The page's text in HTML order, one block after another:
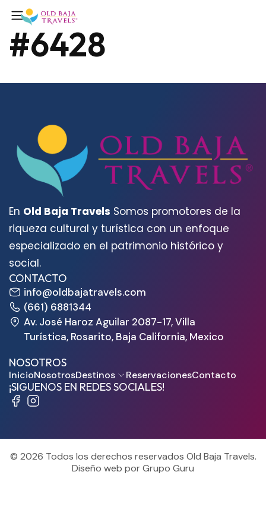
#6428
En Old Baja Travels Somos promotores de la
riqueza cultural y turística con un enfoque
especializado en el patrimonio histórico y
social.
CONTACTO
info@oldbajatravels.com
(661) 6881344
Av. José Haroz Aguilar 2087-17, Villa
Turística, Rosarito, Baja California, Mexico
NOSOTROS
InicioNosotrosDestinos ReservacionesContacto
¡SIGUENOS EN REDES SOCIALES!
© 2026 Todos los derechos reservados Old Baja Travels.
Diseño web por Grupo Guru